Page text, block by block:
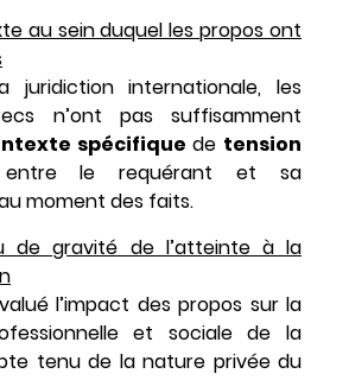
au sein duquel les propos ont
juridiction internationale, les
n’ont pas suffisamment
spécifiquede tension
le requérant et sa
moment des faits.
de gravité de l’atteinte à la
l’impact des propos sur la
et sociale de la
tenu de la nature privée du